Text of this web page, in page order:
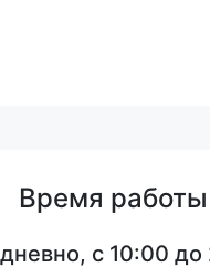
Время работы
с 10:00 до